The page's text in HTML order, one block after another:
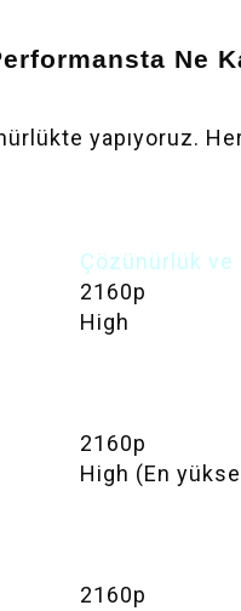
Ne
yapıyoruz.
Çözünürlük ve
2160p
High
2160p
High (En
2160p